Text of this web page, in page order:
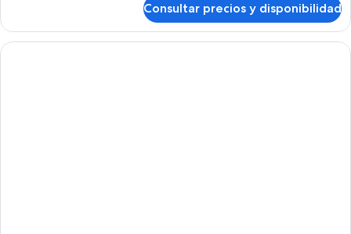
cuádruple
superior
Consultar precios y disponibilidad